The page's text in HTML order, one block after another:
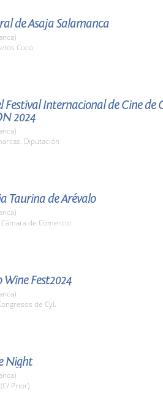
de Asaja Salamanca
Coco
Festival Internacional de Cine de
2024
Diputación
Taurina de Arévalo
de Comercio
Wine Fest2024
de CyL
Night
Prior)